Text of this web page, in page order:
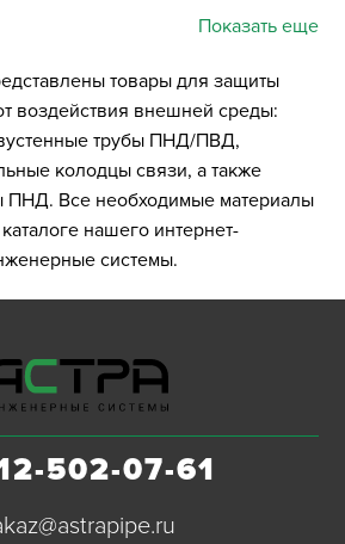
Показать еще
товары для защиты
воздействия внешней среды:
трубы ПНД/ПВД,
колодцы связи, а также
ПНД. Все необходимые материалы
нашего интернет-
системы.
502-07-61